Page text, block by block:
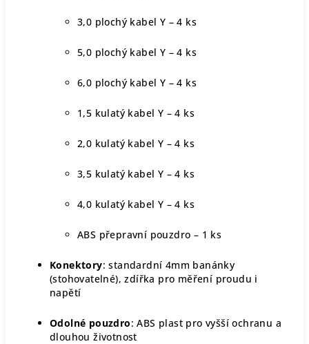
3,0 plochý kabel Y – 4 ks
5,0 plochý kabel Y – 4 ks
6,0 plochý kabel Y – 4 ks
1,5 kulatý kabel Y – 4 ks
2,0 kulatý kabel Y – 4 ks
3,5 kulatý kabel Y – 4 ks
4,0 kulatý kabel Y – 4 ks
ABS přepravní pouzdro – 1 ks
Konektory: standardní 4mm banánky
(stohovatelné), zdířka pro měření proudu i
napětí
Odolné pouzdro: ABS plast pro vyšší ochranu a
dlouhou životnost